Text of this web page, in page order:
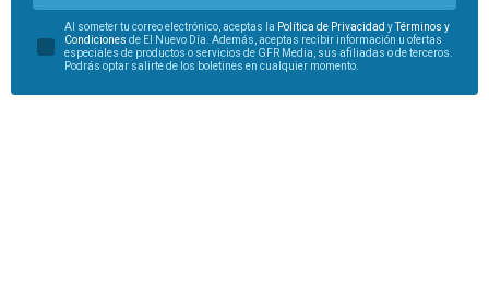
Al someter tu correo electrónico, aceptas la Política de Privacidad yTérminos y
Condiciones de El Nuevo Día. Además, aceptas recibir información u ofertas
especiales de productos o servicios de GFR Media, sus afiliadas o de terceros.
Podrás optar salirte de los boletines en cualquier momento.